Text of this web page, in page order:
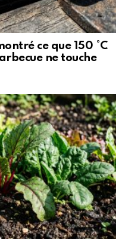
ce que 150 °C
ne touche